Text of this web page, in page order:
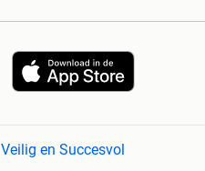
Veilig en Succesvol